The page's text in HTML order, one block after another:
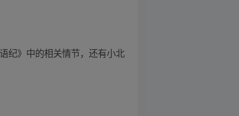
纪》中的相关情节，还有小北